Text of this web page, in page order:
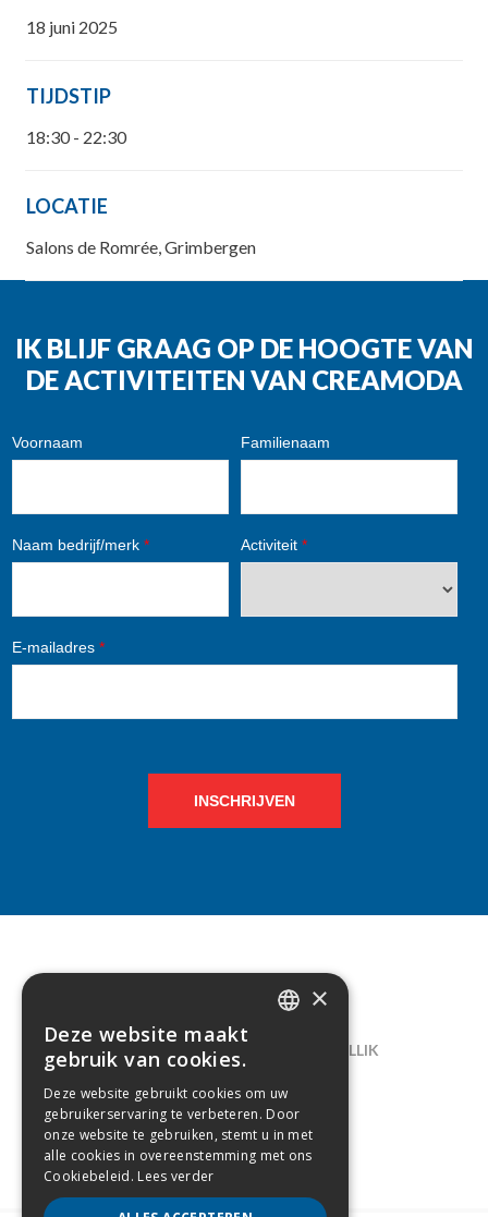
18 juni 2025
TIJDSTIP
18:30 - 22:30
LOCATIE
Salons de Romrée, Grimbergen
IK BLIJF GRAAG OP DE HOOGTE VAN
DE ACTIVITEITEN VAN CREAMODA
Voornaam Familienaam
Naam bedrijf/merk * Activiteit *
E-mailadres *
INSCHRIJVEN
CONTACT
LELIEGAARDE 22, B-1731 ZELLIK
02/238.10.11
INFO@CREAMODA.BE
BE0407.694.265
×
Deze website maakt
gebruik van cookies.
Deze website gebruikt cookies om uw
gebruikerservaring te verbeteren. Door
onze website te gebruiken, stemt u in met
alle cookies in overeenstemming met ons
Cookiebeleid. Lees verder